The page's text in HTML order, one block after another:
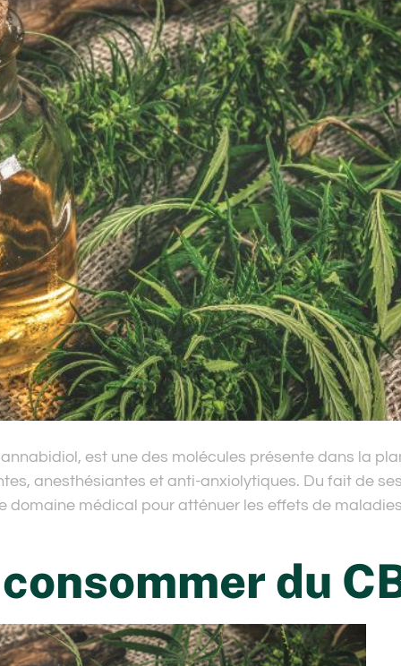
est une des molécules présente dans la
anesthésiantes et anti-anxiolytiques. Du fait de
domaine médical pour atténuer les effets de
du